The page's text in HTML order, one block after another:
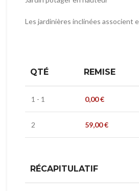
Les jardinières inclinées associent
QTÉ REMISE
1 - 1 0,00€
2 59,00€
RÉCAPITULATIF